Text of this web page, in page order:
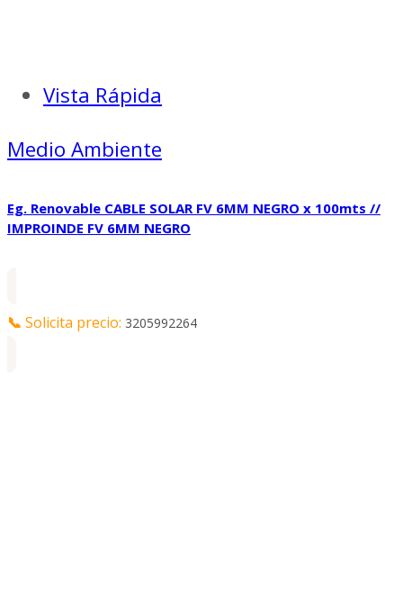
Vista Rápida
Medio Ambiente
Eg. Renovable CABLE SOLAR FV 6MM NEGRO x 100mts //
IMPROINDE FV 6MM NEGRO
📞 Solicita precio: 3205992264